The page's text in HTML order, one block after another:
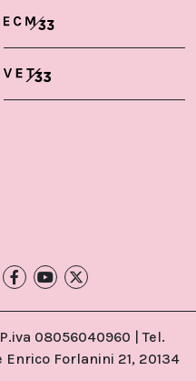
08056040960 | Tel.
Forlanini 21, 20134